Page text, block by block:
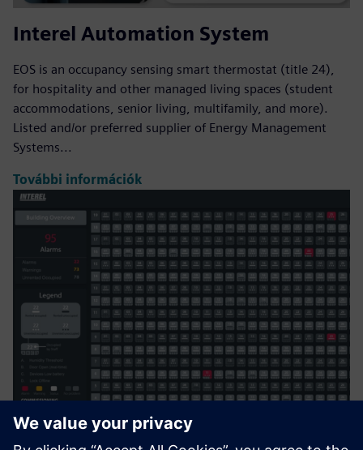
Interel Automation System
EOS is an occupancy sensing smart thermostat (title 24),
for hospitality and other managed living spaces (student
accommodations, senior living, multifamily, and more).
Listed and/or preferred supplier of Energy Management
Systems...
További információk